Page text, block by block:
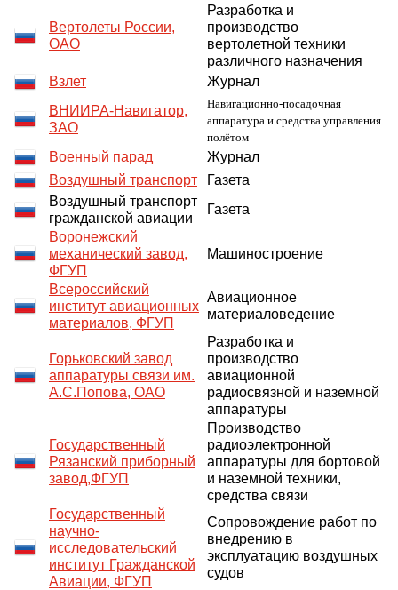
Вертолеты России,
ОАО
Разработка и
производство
вертолетной техники
различного назначения
Взлет
Журнал
ВНИИРА-Навигатор,
ЗАО
Навигационно-посадочная
аппаратура и средства управления
полётом
Военный парад
Журнал
Воздушный транспорт
Газета
Воздушный транспорт
гражданской авиации
Газета
Воронежский
механический завод,
ФГУП
Машиностроение
Всероссийский
институт авиационных
материалов, ФГУП
Авиационное
материаловедение
Горьковский завод
аппаратуры связи им.
А.С.Попова, ОАО
Разработка и
производство
авиационной
радиосвязной и наземной
аппаратуры
Государственный
Рязанский приборный
завод,ФГУП
Производство
радиоэлектронной
аппаратуры для бортовой
и наземной техники,
средства связи
Государственный
научно-
исследовательский
институт Гражданской
Авиации, ФГУП
Сопровождение работ по
внедрению в
эксплуатацию воздушных
судов